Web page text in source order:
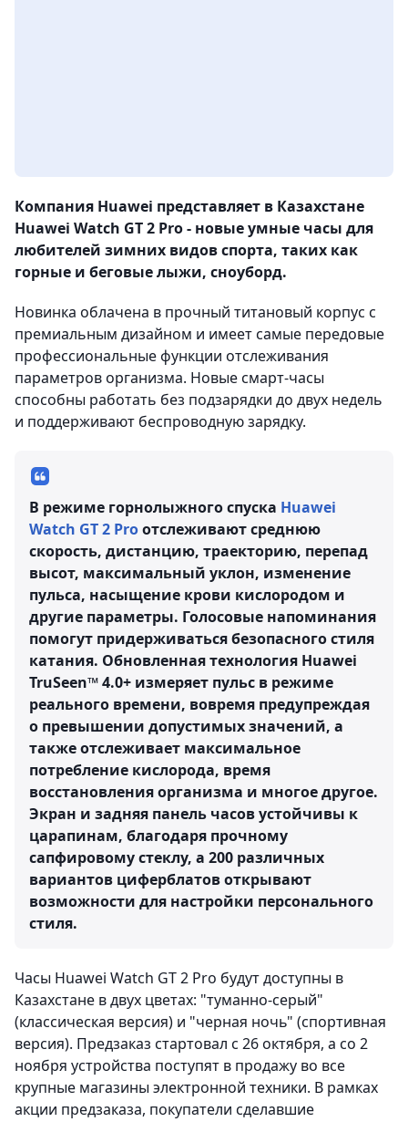
Компания Huawei представляет в Казахстане
Huawei Watch GT 2 Pro - новые умные часы для
любителей зимних видов спорта, таких как
горные и беговые лыжи, сноуборд.
Новинка облачена в прочный титановый корпус с
премиальным дизайном и имеет самые передовые
профессиональные функции отслеживания
параметров организма. Новые смарт-часы
способны работать без подзарядки до двух недель
и поддерживают беспроводную зарядку.
В режиме горнолыжного спуска Huawei
Watch GT 2 Proотслеживают среднюю
скорость, дистанцию, траекторию, перепад
высот, максимальный уклон, изменение
пульса, насыщение крови кислородом и
другие параметры. Голосовые напоминания
помогут придерживаться безопасного стиля
катания. Обновленная технология Huawei
TruSeen™ 4.0+ измеряет пульс в режиме
реального времени, вовремя предупреждая
о превышении допустимых значений, а
также отслеживает максимальное
потребление кислорода, время
восстановления организма и многое другое.
Экран и задняя панель часов устойчивы к
царапинам, благодаря прочному
сапфировому стеклу, а 200 различных
вариантов циферблатов открывают
возможности для настройки персонального
стиля.
Часы Huawei Watch GT 2 Pro будут доступны в
Казахстане в двух цветах: "туманно-серый"
(классическая версия) и "черная ночь" (спортивная
версия). Предзаказ стартовал с 26 октября, а со 2
ноября устройства поступят в продажу во все
крупные магазины электронной техники. В рамках
акции предзаказа, покупатели сделавшие